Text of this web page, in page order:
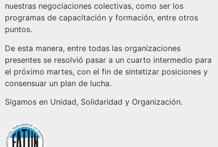
nuestras negociaciones colectivas, como ser los
programas de capacitación y formación, entre otros
puntos.
De esta manera, entre todas las organizaciones
presentes se resolvió pasar a un cuarto intermedio para
el próximo martes, con el fin de sintetizar posiciones y
consensuar un plan de lucha.
Sigamos en Unidad, Solidaridad y Organización.